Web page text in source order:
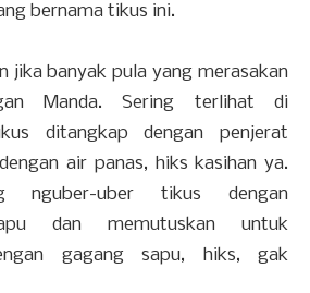
bernama tikus ini.
jika banyak pula yang merasakan
Manda. Sering terlihat di
ditangkap dengan penjerat
air panas, hiks kasihan ya.
nguber-uber tikus dengan
dan memutuskan untuk
gagang sapu, hiks, gak